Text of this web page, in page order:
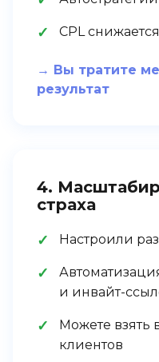
CPL
→ Вы тратите
результат
4.
страха
Настроили
и инвайт-
Можете взять
клиентов